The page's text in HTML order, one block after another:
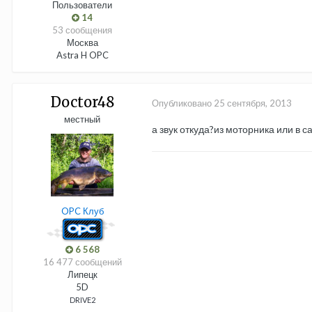
Пользователи
14
53 сообщения
Москва
Astra H OPC
Doctor48
местный
OPC Клуб
6 568
16 477 сообщений
Липецк
5D
DRIVE2
Опубликовано 25 сентября, 2013
а звук откуда?из моторника или в